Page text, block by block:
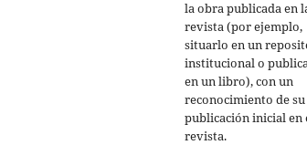
la obra publicada en
revista (por ejemplo,
situarlo en un
institucional o
en un libro), con un
reconocimiento de su
publicación inicial en
revista.